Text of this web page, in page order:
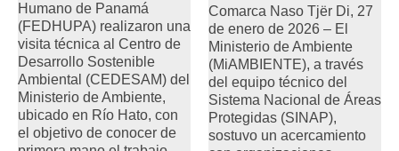
Humano de Panamá
(FEDHUPA) realizaron una
visita técnica al Centro de
Desarrollo Sostenible
Ambiental (CEDESAM) del
Ministerio de Ambiente,
ubicado en Río Hato, con
el objetivo de conocer de
Comarca Naso Tjër Di, 27
de enero de 2026 – El
Ministerio de Ambiente
(MiAMBIENTE), a través
del equipo técnico del
Sistema Nacional de Áreas
Protegidas (SINAP),
sostuvo un acercamiento